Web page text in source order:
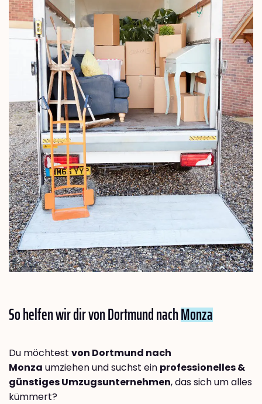
So helfen wir dir von Dortmund nachMonza
Du möchtest von Dortmund nach
Monza umziehen und suchst ein professionelles &
günstiges Umzugsunternehmen, das sich um alles
kümmert?